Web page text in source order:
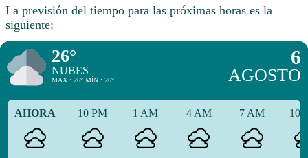
La previsión del tiempo para las próximas horas es la
siguiente:
26°
NUBES
MÁX.: 26° MÍN.: 26°
6
AGOSTO
AHORA 10 PM 1 AM 4 AM 7 AM 10